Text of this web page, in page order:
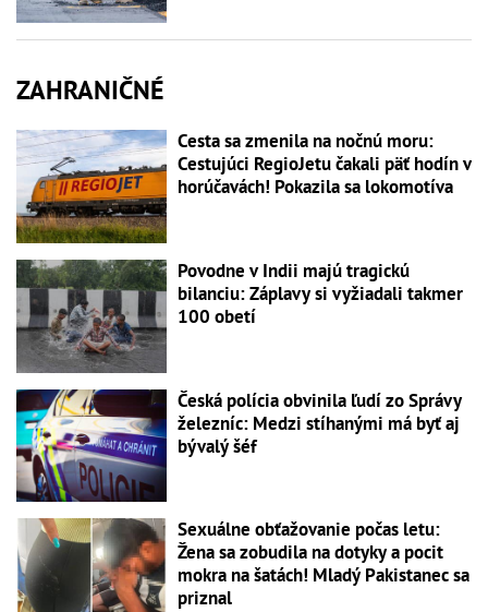
ZAHRANIČNÉ
Cesta sa zmenila na nočnú moru:
Cestujúci RegioJetu čakali päť hodín v
horúčavách! Pokazila sa lokomotíva
Povodne v Indii majú tragickú
bilanciu: Záplavy si vyžiadali takmer
100 obetí
Česká polícia obvinila ľudí zo Správy
železníc: Medzi stíhanými má byť aj
bývalý šéf
Sexuálne obťažovanie počas letu:
Žena sa zobudila na dotyky a pocit
mokra na šatách! Mladý Pakistanec sa
priznal